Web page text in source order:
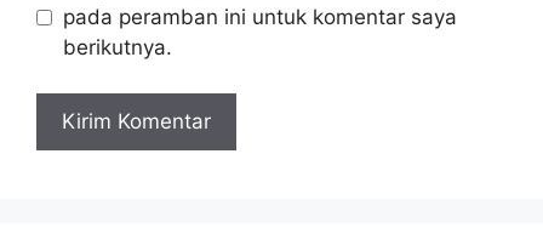
pada peramban ini untuk komentar saya
berikutnya.